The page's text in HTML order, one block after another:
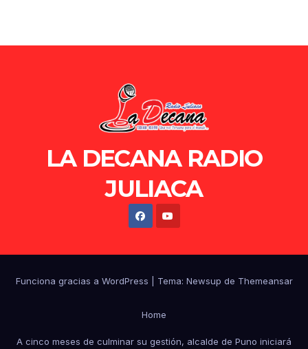
LA DECANA RADIO
JULIACA
Funciona gracias a WordPress Tema: Newsup de Themeansar
Home
A cinco meses de culminar su gestión, alcalde de Puno iniciará